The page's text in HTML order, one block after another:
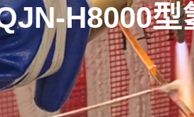
H8000型